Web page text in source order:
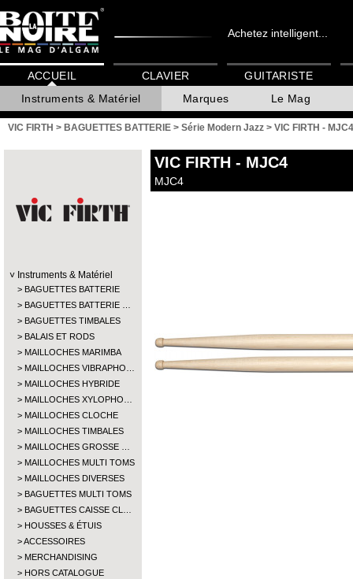
Achetez intelligent...
ACCUEIL
Instruments & Matériel
Marques Le Mag
CLAVIER GUITARISTE
VIC FIRTH > BAGUETTES BATTERIE > Série Modern Jazz > VIC FIRTH - MJC4
Instruments & Matériel
BAGUETTES BATTERIE
BAGUETTES BATTERIE …
BAGUETTES TIMBALES
BALAIS ET RODS
MAILLOCHES MARIMBA
MAILLOCHES VIBRAPHO…
MAILLOCHES HYBRIDE
MAILLOCHES XYLOPHO…
MAILLOCHES CLOCHE
MAILLOCHES TIMBALES
MAILLOCHES GROSSE …
MAILLOCHES MULTI TOMS
MAILLOCHES DIVERSES
BAGUETTES MULTI TOMS
BAGUETTES CAISSE CL…
HOUSSES & ÉTUIS
ACCESSOIRES
MERCHANDISING
HORS CATALOGUE
VIC FIRTH - MJC4
MJC4